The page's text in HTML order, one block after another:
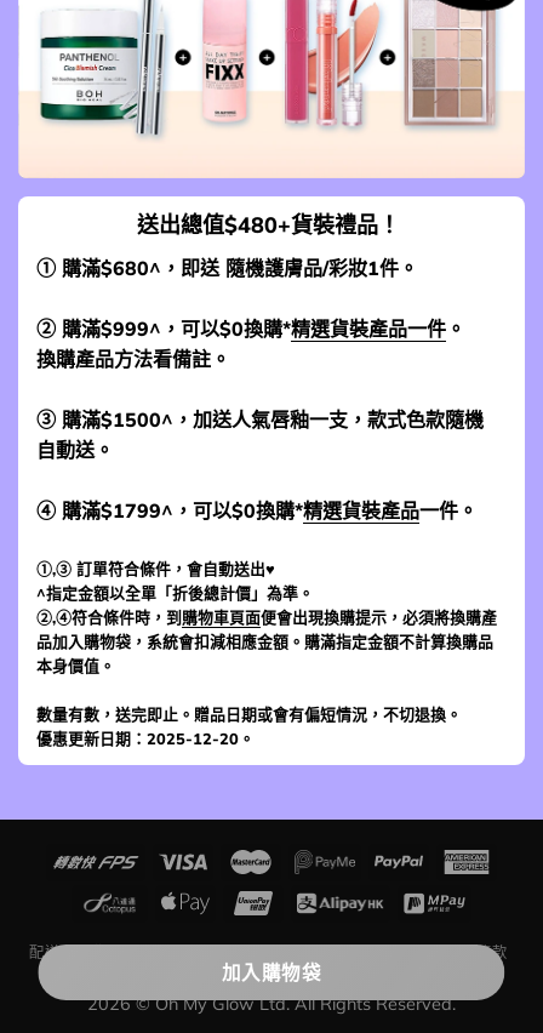
加入購物袋
送出總值$480+貨裝禮品！
① 購滿$680^，即送 隨機護膚品/彩妝1件。
② 購滿$999^，可以$0換購*精選貨裝產品一件 。
換購產品方法看備註。
③ 購滿$1500^，加送人氣唇釉一支，款式色款隨機
自動送。
④ 購滿$1799^，可以$0換購*精選貨裝產品一件。
①,③ 訂單符合條件，會自動送出♥
^指定金額以全單「折後總計價」為準。
②,④符合條件時，到購物車頁面便會出現換購提示，必須將換購產
品加入購物袋，系統會扣減相應金額。購滿指定金額不計算換購品
本身價值。
數量有數，送完即止。贈品日期或會有偏短情況，不切退換。
優惠更新日期：2025-12-20。
配送及運費
評價留言條款
聯絡我們
關於我們
2026 © Oh My Glow Ltd. All Rights Reserved.